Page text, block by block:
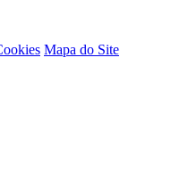
Mapa do Site